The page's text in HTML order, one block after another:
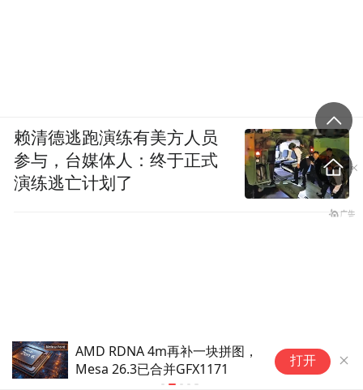
DeepSeek宣布大幅涨价，业内
人士预计V4 Pro正式版即将发
打开
赖清德逃跑演练有美方人员
参与，台媒体人：终于正式
演练逃亡计划了